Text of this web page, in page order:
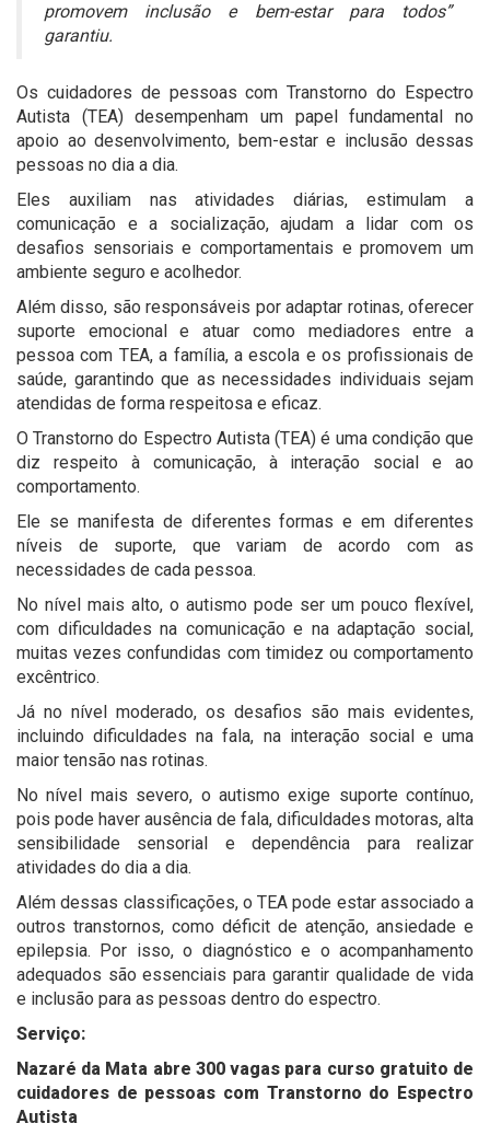
promovem inclusão e bem-estar para todos”
garantiu.
Os cuidadores de pessoas com Transtorno do Espectro
Autista (TEA) desempenham um papel fundamental no
apoio ao desenvolvimento, bem-estar e inclusão dessas
pessoas no dia a dia.
Eles auxiliam nas atividades diárias, estimulam a
comunicação e a socialização, ajudam a lidar com os
desafios sensoriais e comportamentais e promovem um
ambiente seguro e acolhedor.
Além disso, são responsáveis ​​por adaptar rotinas, oferecer
suporte emocional e atuar como mediadores entre a
pessoa com TEA, a família, a escola e os profissionais de
saúde, garantindo que as necessidades individuais sejam
atendidas de forma respeitosa e eficaz.
O Transtorno do Espectro Autista (TEA) é uma condição que
diz respeito à comunicação, à interação social e ao
comportamento.
Ele se manifesta de diferentes formas e em diferentes
níveis de suporte, que variam de acordo com as
necessidades de cada pessoa.
No nível mais alto, o autismo pode ser um pouco flexível,
com dificuldades na comunicação e na adaptação social,
muitas vezes confundidas com timidez ou comportamento
excêntrico.
Já no nível moderado, os desafios são mais evidentes,
incluindo dificuldades na fala, na interação social e uma
maior tensão nas rotinas.
No nível mais severo, o autismo exige suporte contínuo,
pois pode haver ausência de fala, dificuldades motoras, alta
sensibilidade sensorial e dependência para realizar
atividades do dia a dia.
Além dessas classificações, o TEA pode estar associado a
outros transtornos, como déficit de atenção, ansiedade e
epilepsia. Por isso, o diagnóstico e o acompanhamento
adequados são essenciais para garantir qualidade de vida
e inclusão para as pessoas dentro do espectro.
Serviço:
Nazaré da Mata abre 300 vagas para curso gratuito de
cuidadores de pessoas com Transtorno do Espectro
Autista